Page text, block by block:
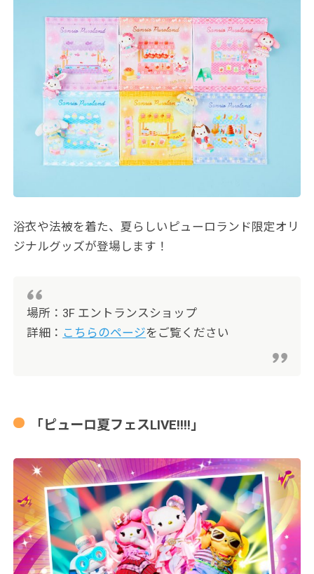
浴衣や法被を着た、夏らしいピューロランド限定オリ
ジナルグッズが登場します！
場所：3F エントランスショップ
詳細： こちらのページをご覧ください
「ピューロ夏フェスLIVE!!!!」